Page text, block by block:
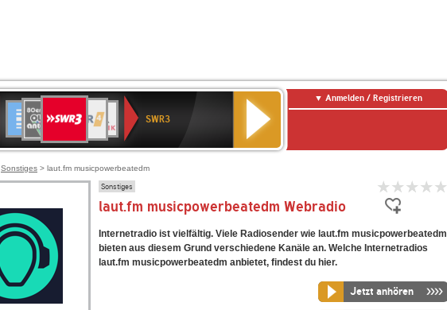
Deutschlandfunk
80er
90er
OLDIE
ANTENNE
4
KLASSIK
SWR
Kultur
NDR
2
SWR3
Anmelden / Registrieren
Sonstiges > laut.fm musicpowerbeatedm
Sonstiges
laut.fm musicpowerbeatedm Webradio
Internetradio ist vielfältig. Viele Radiosender wie laut.fm musicpowerbeatedm
bieten aus diesem Grund verschiedene Kanäle an. Welche Internetradios
laut.fm musicpowerbeatedm anbietet, findest du hier.
Jetzt anhören